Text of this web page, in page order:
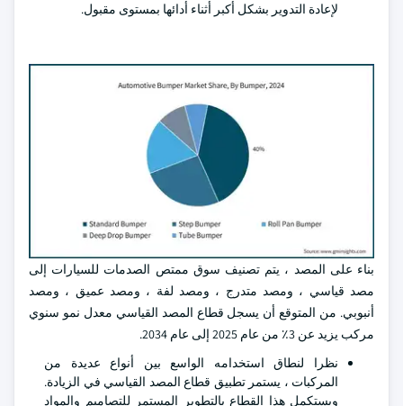
لإعادة التدوير بشكل أكبر أثناء أدائها بمستوى مقبول.
بناء على المصد ، يتم تصنيف سوق ممتص الصدمات للسيارات إلى
مصد قياسي ، ومصد متدرج ، ومصد لفة ، ومصد عميق ، ومصد
أنبوبي. من المتوقع أن يسجل قطاع المصد القياسي معدل نمو سنوي
مركب يزيد عن 3٪ من عام 2025 إلى عام 2034.
نظرا لنطاق استخدامه الواسع بين أنواع عديدة من
المركبات ، يستمر تطبيق قطاع المصد القياسي في الزيادة.
ويستكمل هذا القطاع بالتطوير المستمر للتصاميم والمواد